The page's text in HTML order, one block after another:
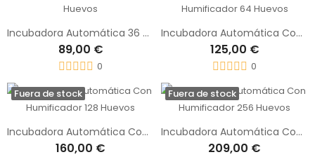
Incubadora Automática 36 Huevos
89,00 €
0
Incubadora Automática Con Humificador 64 Huevos
125,00 €
0
Fuera de stock
Incubadora Automática Con Humificador 128 Huevos
160,00 €
Fuera de stock
Incubadora Automática Con Humificador 256 Huevos
209,00 €